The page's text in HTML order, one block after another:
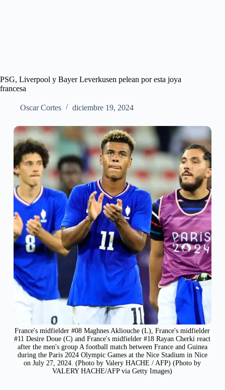
PSG, Liverpool y Bayer Leverkusen pelean por esta joya
francesa
Oscar Cortes diciembre 19, 2024
France's midfielder #08 Maghnes Akliouche (L), France's midfielder
#11 Desire Doue (C) and France's midfielder #18 Rayan Cherki react
after the men's group A football match between France and Guinea
during the Paris 2024 Olympic Games at the Nice Stadium in Nice
on July 27, 2024. (Photo by Valery HACHE / AFP) (Photo by
VALERY HACHE/AFP via Getty Images)